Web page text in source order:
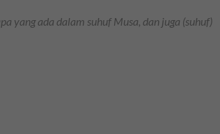
yang ada dalam suhuf Musa, dan juga (suhuf)